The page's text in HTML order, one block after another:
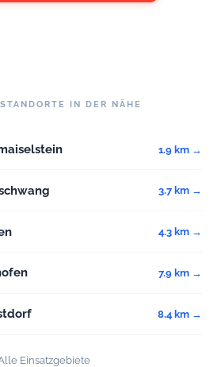
IN DER NÄHE
1.9 km →
3.7 km →
4.3 km →
7.9 km →
8.4 km →
Einsatzgebiete